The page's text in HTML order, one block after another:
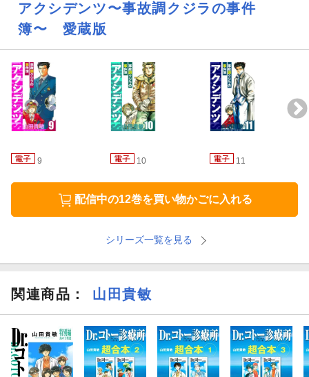
CASE.65「危険な人気者（2）」
CASE.66「丘の上の隠れ家」
CASE.67「血液を運べ!!（1）」
CASE.68「血液を運べ!!（2）」
みこ
コミックス特別付録「私のアクシデンツ たのむぜ！南米編」執
コミックス特別付録「私のアクシデンツ」
初出：週刊少年サンデー（小学館）1997年35〜38、40〜42、4
アクシデンツ〜事故調クジラの事件
簿〜 愛蔵版
9 10 11
配信中の12巻を買い物かごに入れる
シリーズ一覧を見る
関連商品 ： 山田貴敏